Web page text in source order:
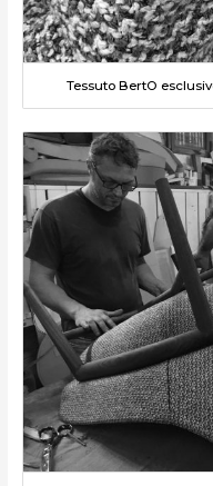
Tessuto BertO